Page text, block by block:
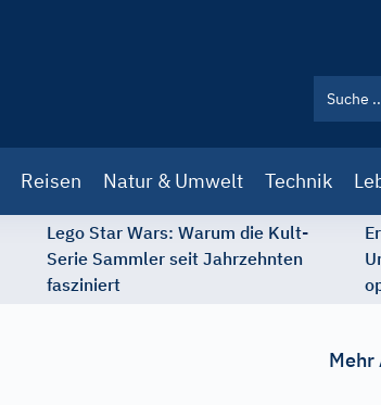
Reisen Natur & Umwelt Technik
Lego Star Wars: Warum die Kult-
Serie Sammler seit Jahrzehnten
fasziniert
Mehr